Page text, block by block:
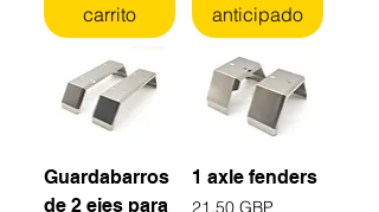
carrito
anticipado
Guardabarros
de 2 ejes para
1 axle fenders
Precio
21,50 GBP